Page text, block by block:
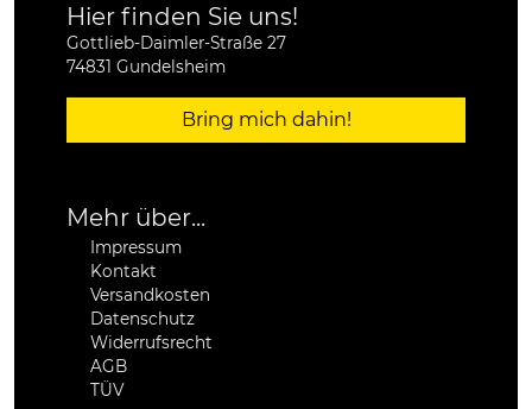
Hier finden Sie uns!
Gottlieb-Daimler-Straße 27
74831 Gundelsheim
Bring mich dahin!
Mehr über...
Impressum
Kontakt
Versandkosten
Datenschutz
Widerrufsrecht
AGB
TÜV